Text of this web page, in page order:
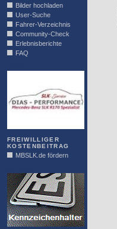
Bilder hochladen
User-Suche
Fahrer-Verzeichnis
Community-Check
Erlebnisberichte
FAQ
FREIWILLIGER
KOSTENBEITRAG
MBSLK.de fördern